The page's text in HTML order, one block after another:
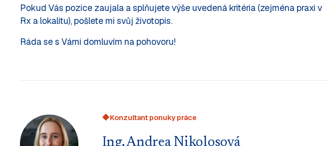
Pokud Vás pozice zaujala a splňujete výše uvedená kritéria (zejména praxi v
Rx a lokalitu), pošlete mi svůj životopis.
Ráda se s Vámi domluvím na pohovoru!
Konzultant ponuky práce
Ing. Andrea Nikolosová